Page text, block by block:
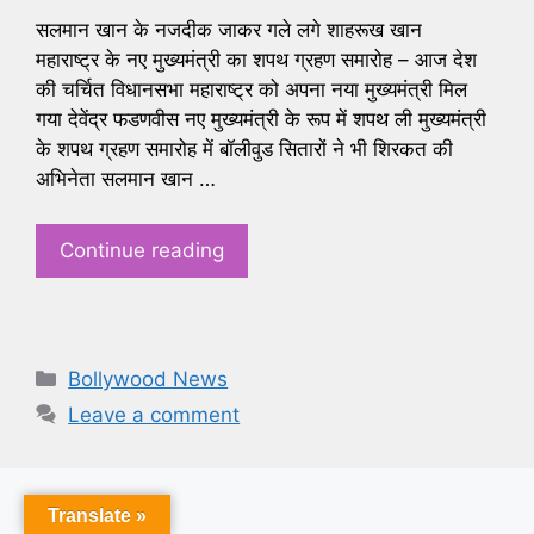
सलमान खान के नजदीक जाकर गले लगे शाहरूख खान
महाराष्ट्र के नए मुख्यमंत्री का शपथ ग्रहण समारोह – आज देश
की चर्चित विधानसभा महाराष्ट्र को अपना नया मुख्यमंत्री मिल
गया देवेंद्र फडणवीस नए मुख्यमंत्री के रूप में शपथ ली मुख्यमंत्री
के शपथ ग्रहण समारोह में बॉलीवुड सितारों ने भी शिरकत की
अभिनेता सलमान खान …
Continue reading
Categories
Bollywood News
Leave a comment
Translate »